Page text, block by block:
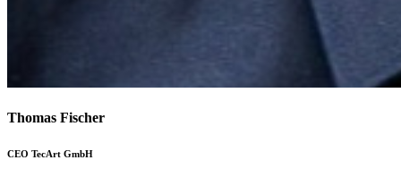
Thomas Fischer
CEO TecArt GmbH